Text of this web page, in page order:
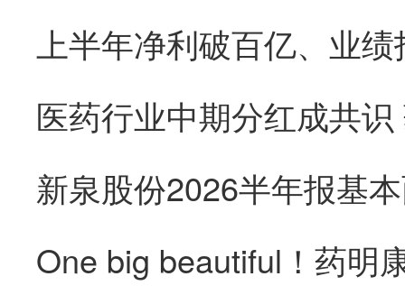
医药行业中期分红成共